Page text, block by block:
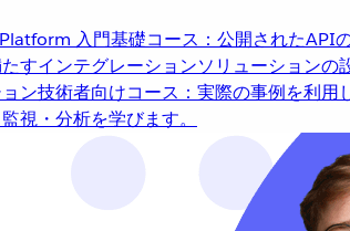
入門基礎コース：公開されたAPI
すインテグレーションソリューションの
ン技術者向けコース：実際の事例を利用
視・分析を学びます。